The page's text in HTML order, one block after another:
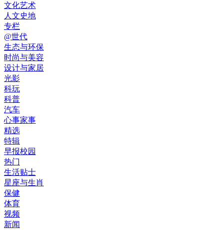
文化艺术
人文史地
专栏
@世代
生态与环保
时尚与美容
设计与家居
光影
科玩
科普
汽车
心事家事
精选
特辑
早报校园
热门
生活贴士
星座与生肖
保健
体育
视频
新闻